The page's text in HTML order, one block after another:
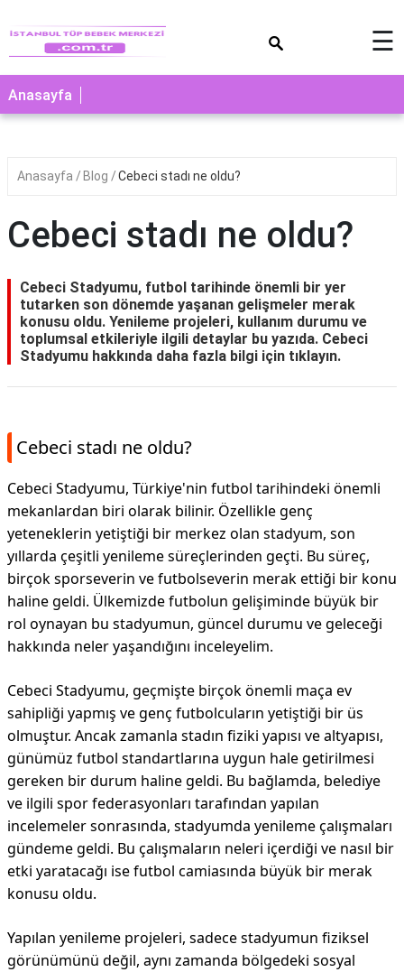
☰
Anasayfa
Anasayfa Blog Cebeci stadı ne oldu?
Cebeci stadı ne oldu?
Cebeci Stadyumu, futbol tarihinde önemli bir yer
tutarken son dönemde yaşanan gelişmeler merak
konusu oldu. Yenileme projeleri, kullanım durumu ve
toplumsal etkileriyle ilgili detaylar bu yazıda. Cebeci
Stadyumu hakkında daha fazla bilgi için tıklayın.
Cebeci stadı ne oldu?
Cebeci Stadyumu, Türkiye'nin futbol tarihindeki önemli
mekanlardan biri olarak bilinir. Özellikle genç
yeteneklerin yetiştiği bir merkez olan stadyum, son
yıllarda çeşitli yenileme süreçlerinden geçti. Bu süreç,
birçok sporseverin ve futbolseverin merak ettiği bir konu
haline geldi. Ülkemizde futbolun gelişiminde büyük bir
rol oynayan bu stadyumun, güncel durumu ve geleceği
hakkında neler yaşandığını inceleyelim.
Cebeci Stadyumu, geçmişte birçok önemli maça ev
sahipliği yapmış ve genç futbolcuların yetiştiği bir üs
olmuştur. Ancak zamanla stadın fiziki yapısı ve altyapısı,
günümüz futbol standartlarına uygun hale getirilmesi
gereken bir durum haline geldi. Bu bağlamda, belediye
ve ilgili spor federasyonları tarafından yapılan
incelemeler sonrasında, stadyumda yenileme çalışmaları
gündeme geldi. Bu çalışmaların neleri içerdiği ve nasıl bir
etki yaratacağı ise futbol camiasında büyük bir merak
konusu oldu.
Yapılan yenileme projeleri, sadece stadyumun fiziksel
görünümünü değil, aynı zamanda bölgedeki sosyal